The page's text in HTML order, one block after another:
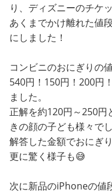
り、ディズニーのチケ
あくまでかけ離れた値
にしました！
コンビニのおにぎりの
540円！150円！200円
ました。
正解を約120円～250円
きの顔の子ども様々で
解答した金額でおにぎ
更に驚く様子も😅
次に新品のiPhoneの値